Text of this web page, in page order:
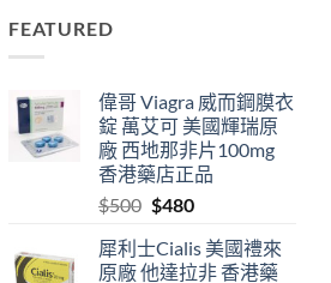
FEATURED
偉哥 Viagra 威而鋼膜衣
錠 萬艾可 美國輝瑞原
廠 西地那非片100mg
香港藥店正品
$500 Original
was:
$480Current
is:
犀利士Cialis 美國禮來
原廠 他達拉非 香港藥